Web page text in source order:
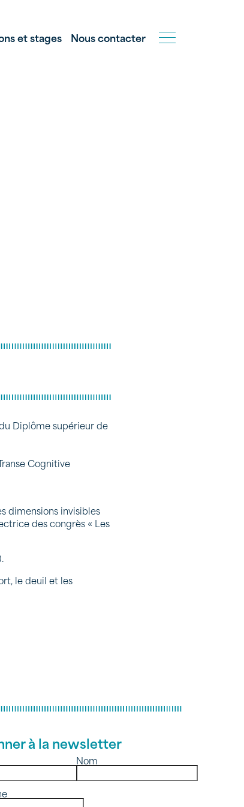
et stages Nous contacter
Diplôme supérieur de
Cognitive
dimensions invisibles
des congrès « Les
le deuil et les
à la newsletter
Nom